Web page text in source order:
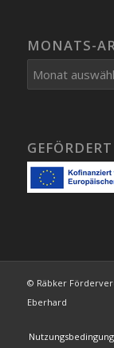
MONATS-
© Räbker
Eberhard